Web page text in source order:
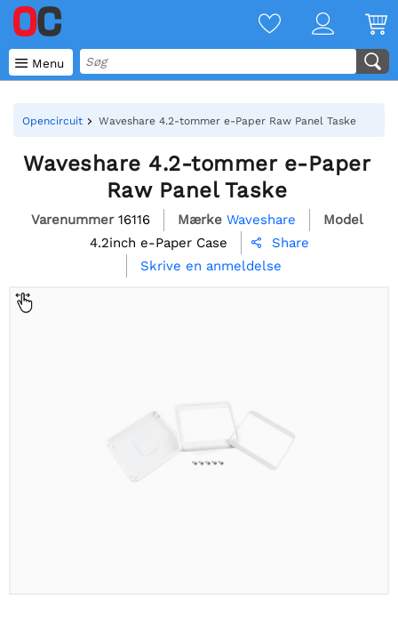
 Menu
Opencircuit Waveshare 4.2-tommer e-Paper Raw Panel Taske
Waveshare 4.2-tommer e-Paper
Raw Panel Taske
Varenummer 16116 Mærke Waveshare
Model
4.2inch e-Paper Case

Share
Skrive en anmeldelse